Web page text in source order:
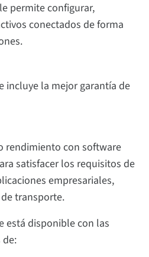
le permite configurar,
conectados de forma
incluye la mejor garantía de
rendimiento con software
satisfacer los requisitos de
empresariales,
transporte.
está disponible con las